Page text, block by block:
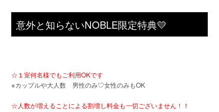
意外と知らないNOBLE限定特典💛
☆１室何名様でもご利用OKです
※カップルや大人数 男性のみ♡女性のみもOK
☆人数が増えることによる割増し料金も一切ございません！！